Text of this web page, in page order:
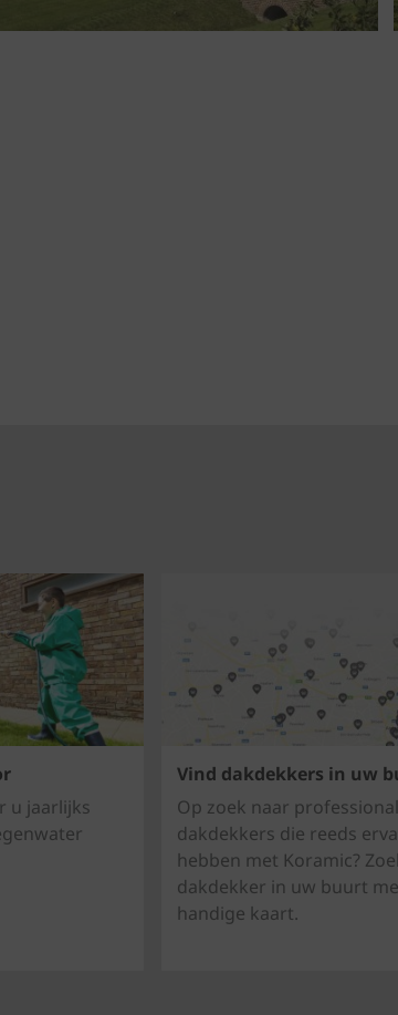
u jaarlijks
Vind dakdekkers in uw
Op zoek naar
dakdekkers die reeds
hebben met Koramic?
dakdekker in uw buurt
handige kaart.